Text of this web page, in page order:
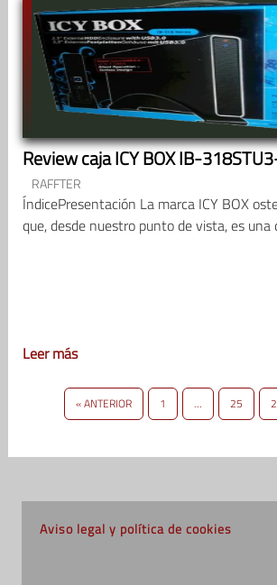
Review caja ICY BOX IB-
RAFFTER
ÍndicePresentación La marca ICY BOX
que, desde nuestro punto de vista, es una
Leer más
« ANTERIOR 1 … 25
Aviso legal y política de cookies